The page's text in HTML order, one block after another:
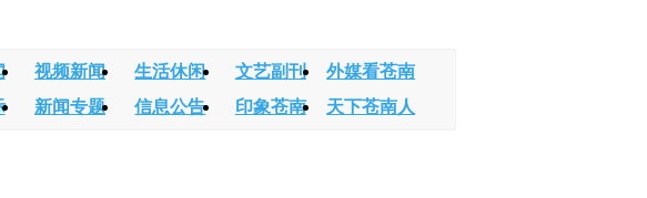
视频新闻 生活休闲 文艺副刊
外媒看苍南
新闻专题 信息公告 印象苍南 天下苍南人